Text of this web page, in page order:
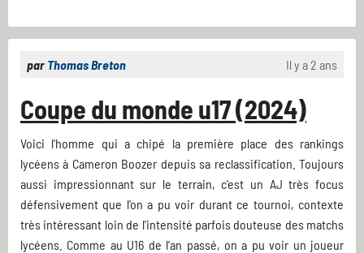
par Thomas Breton Il y a 2 ans
Coupe du monde u17 (2024)
Voici l'homme qui a chipé la première place des rankings
lycéens à Cameron Boozer depuis sa reclassification. Toujours
aussi impressionnant sur le terrain, c'est un AJ très focus
défensivement que l'on a pu voir durant ce tournoi, contexte
très intéressant loin de l'intensité parfois douteuse des matchs
lycéens. Comme au U16 de l'an passé, on a pu voir un joueur